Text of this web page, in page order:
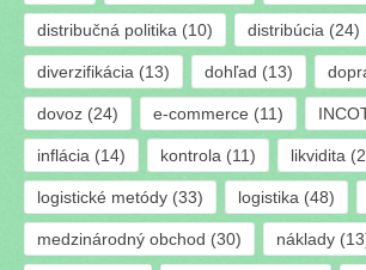
distribučná politika (10) distribúcia (24)
diverzifikácia (13) dohľad (13)
dovoz (24) e-commerce (11)
inflácia (14) kontrola (11) likvidita
logistické metódy (33) logistika (48)
medzinárodný obchod (30) náklady